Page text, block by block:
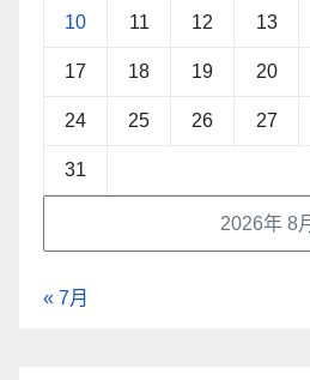
2026年 8
10 11 12 13
17 18 19 20
24 25 26 27
31
« 7月